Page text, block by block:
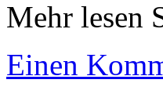
Mehr lesen
Einen